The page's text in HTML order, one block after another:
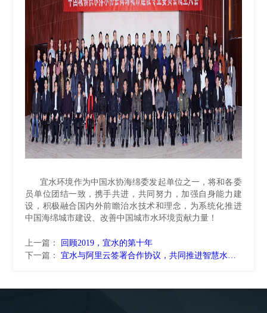
宜水环境作为中国水协海绵委发起单位之一，将和各委
员单位团结一致，携手共进，共同努力，加强自身能力建
设，积极融合国内外前瞻治水技术和理念，为系统化推进
中国海绵城市建设、改善中国城市水环境贡献力量！
上一篇：
回顾2019，宜水的第十年
下一篇：
宜水与阿里云签署合作协议，共同推进智慧水务发展